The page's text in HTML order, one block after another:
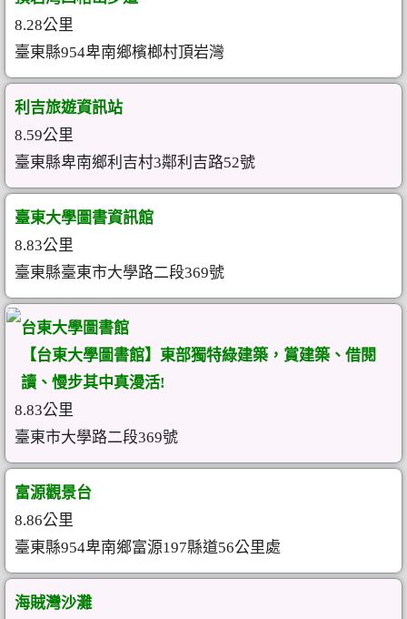
8.28公里
臺東縣954卑南鄉檳榔村頂岩灣
利吉旅遊資訊站
8.59公里
臺東縣卑南鄉利吉村3鄰利吉路52號
臺東大學圖書資訊館
8.83公里
臺東縣臺東市大學路二段369號
台東大學圖書館
【台東大學圖書館】東部獨特綠建築，賞建築、借閱
讀、慢步其中真漫活!
8.83公里
臺東市大學路二段369號
富源觀景台
8.86公里
臺東縣954卑南鄉富源197縣道56公里處
海賊灣沙灘